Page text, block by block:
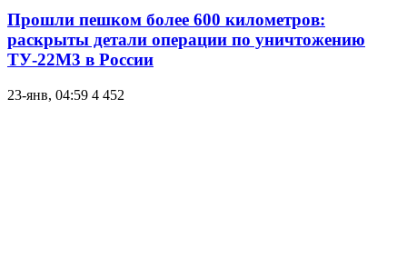
Прошли пешком более 600 километров:
раскрыты детали операции по уничтожению
ТУ-22М3 в России
23-янв, 04:59 4 452